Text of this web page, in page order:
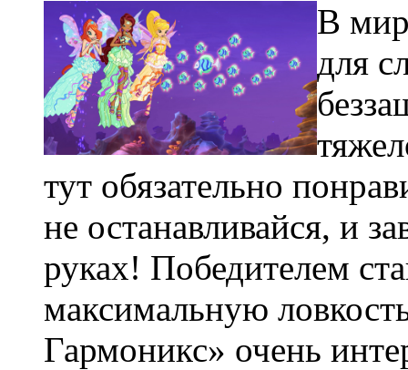
В
для
тут обязательно
не останавливайся, и
руках! Победителем
максимальную
Гармоникс» очень